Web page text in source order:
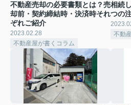
不動産売却の必要書類とは？売
却前・契約締結時・決済時それ
ぞれご紹介
2023.02.28
不動産屋が書くコラム
相続
つの
不動